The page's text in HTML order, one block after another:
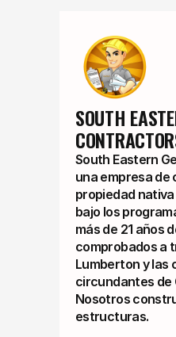
SOUTH
South Eastern
una empresa
propiedad
bajo los
más de 21 años
comprobados a
Lumberton y las
circundantes de
Nosotros
estructuras.